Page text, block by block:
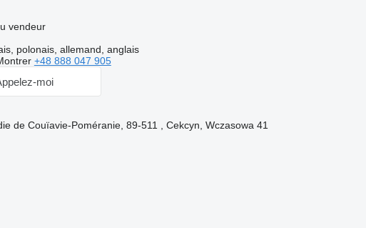
vendeur
polonais, allemand, anglais
+48 888 047 905
moi
de Couïavie-Poméranie, 89-511 , Cekcyn, Wczasowa 41